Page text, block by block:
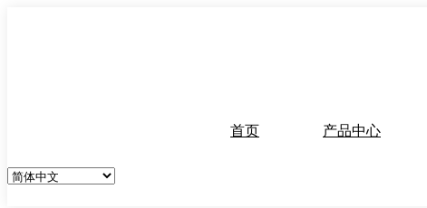
首页 产品中心